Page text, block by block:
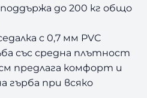
до 200 кг общо
с 0,7 мм PVC
със средна плътност
предлага комфорт и
гърба при всяко